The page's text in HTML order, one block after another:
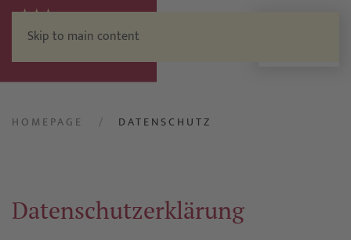
Skip to main content
HOMEPAGE DATENSCHUTZ
Datenschutzerklärung